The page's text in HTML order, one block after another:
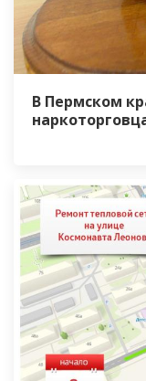
В Пермском